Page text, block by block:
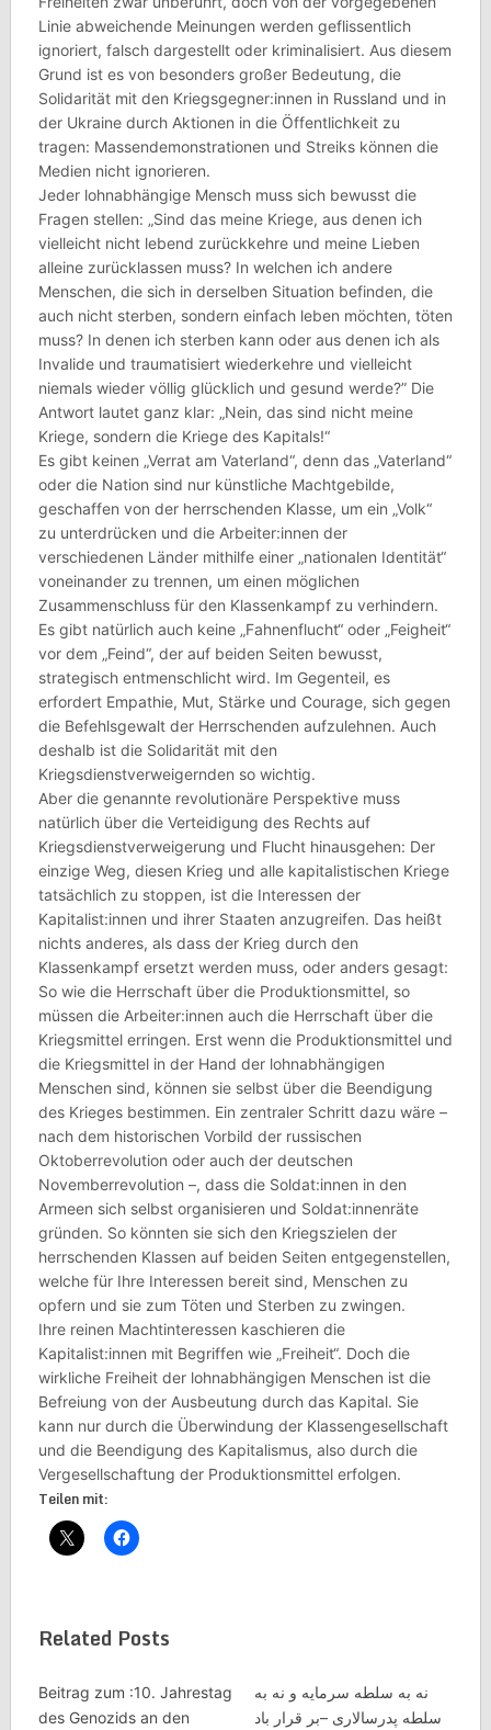
Linie abweichende Meinungen werden geflissentlich
ignoriert, falsch dargestellt oder kriminalisiert. Aus diesem
Grund ist es von besonders großer Bedeutung, die
Solidarität mit den Kriegsgegner:innen in Russland und in
der Ukraine durch Aktionen in die Öffentlichkeit zu
tragen: Massendemonstrationen und Streiks können die
Medien nicht ignorieren.
Jeder lohnabhängige Mensch muss sich bewusst die
Fragen stellen: „Sind das meine Kriege, aus denen ich
vielleicht nicht lebend zurückkehre und meine Lieben
alleine zurücklassen muss? In welchen ich andere
Menschen, die sich in derselben Situation befinden, die
auch nicht sterben, sondern einfach leben möchten, töten
muss? In denen ich sterben kann oder aus denen ich als
Invalide und traumatisiert wiederkehre und vielleicht
niemals wieder völlig glücklich und gesund werde?” Die
Antwort lautet ganz klar: „Nein, das sind nicht meine
Kriege, sondern die Kriege des Kapitals!“
Es gibt keinen „Verrat am Vaterland“, denn das „Vaterland“
oder die Nation sind nur künstliche Machtgebilde,
geschaffen von der herrschenden Klasse, um ein „Volk“
zu unterdrücken und die Arbeiter:innen der
verschiedenen Länder mithilfe einer „nationalen Identität“
voneinander zu trennen, um einen möglichen
Zusammenschluss für den Klassenkampf zu verhindern.
Es gibt natürlich auch keine „Fahnenflucht“ oder „Feigheit“
vor dem „Feind“, der auf beiden Seiten bewusst,
strategisch entmenschlicht wird. Im Gegenteil, es
erfordert Empathie, Mut, Stärke und Courage, sich gegen
die Befehlsgewalt der Herrschenden aufzulehnen. Auch
deshalb ist die Solidarität mit den
Kriegsdienstverweigernden so wichtig.
Aber die genannte revolutionäre Perspektive muss
natürlich über die Verteidigung des Rechts auf
Kriegsdienstverweigerung und Flucht hinausgehen: Der
einzige Weg, diesen Krieg und alle kapitalistischen Kriege
tatsächlich zu stoppen, ist die Interessen der
Kapitalist:innen und ihrer Staaten anzugreifen. Das heißt
nichts anderes, als dass der Krieg durch den
Klassenkampf ersetzt werden muss, oder anders gesagt:
So wie die Herrschaft über die Produktionsmittel, so
müssen die Arbeiter:innen auch die Herrschaft über die
Kriegsmittel erringen. Erst wenn die Produktionsmittel und
die Kriegsmittel in der Hand der lohnabhängigen
Menschen sind, können sie selbst über die Beendigung
des Krieges bestimmen. Ein zentraler Schritt dazu wäre –
nach dem historischen Vorbild der russischen
Oktoberrevolution oder auch der deutschen
Novemberrevolution –, dass die Soldat:innen in den
Armeen sich selbst organisieren und Soldat:innenräte
gründen. So könnten sie sich den Kriegszielen der
herrschenden Klassen auf beiden Seiten entgegenstellen,
welche für Ihre Interessen bereit sind, Menschen zu
opfern und sie zum Töten und Sterben zu zwingen.
Ihre reinen Machtinteressen kaschieren die
Kapitalist:innen mit Begriffen wie „Freiheit“. Doch die
wirkliche Freiheit der lohnabhängigen Menschen ist die
Befreiung von der Ausbeutung durch das Kapital. Sie
kann nur durch die Überwindung der Klassengesellschaft
und die Beendigung des Kapitalismus, also durch die
Vergesellschaftung der Produktionsmittel erfolgen.
Teilen mit:
Related Posts
Beitrag zum :10. Jahrestag
des Genozids an den
نه به سلطه سرمایه و نه به
سلطه پدرسالاری –بر قرار باد